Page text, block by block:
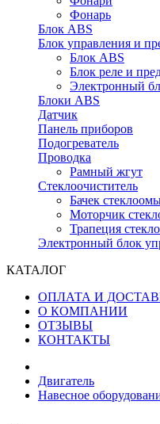
Фонарь
Блок ABS
Блок управления и
Блок ABS
Блок реле и
Электронный
Блоки ABS
Датчик
Панель приборов
Подогреватель
Проводка
Рамный жгут
Стеклоочиститель
Бачек
Моторчик
Трапеция
Электронный блок
КАТАЛОГ
ОПЛАТА И
О КОМПАНИИ
ОТЗЫВЫ
КОНТАКТЫ
Двигатель
Навесное